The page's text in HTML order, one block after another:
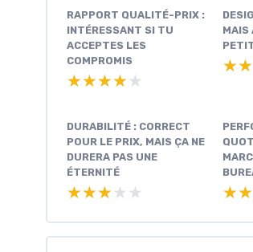
RAPPORT QUALITÉ-PRIX :
INTÉRESSANT SI TU
ACCEPTES LES
COMPROMIS
★★★★★
★★★★★
MAIS
DURABILITÉ : CORRECT
POUR LE PRIX, MAIS ÇA NE
DURERA PAS UNE
ÉTERNITÉ
★★★★★
★★★★★